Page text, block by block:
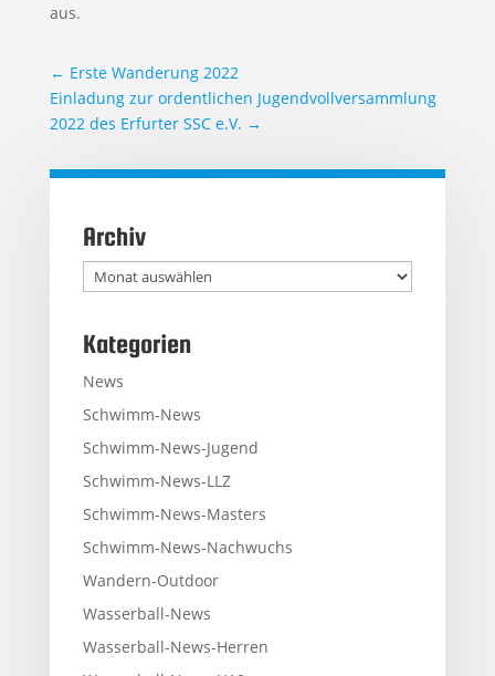
aus.
← Erste Wanderung 2022
Einladung zur ordentlichen Jugendvollversammlung
2022 des Erfurter SSC e.V. →
Archiv
Archiv
Kategorien
News
Schwimm-News
Schwimm-News-Jugend
Schwimm-News-LLZ
Schwimm-News-Masters
Schwimm-News-Nachwuchs
Wandern-Outdoor
Wasserball-News
Wasserball-News-Herren